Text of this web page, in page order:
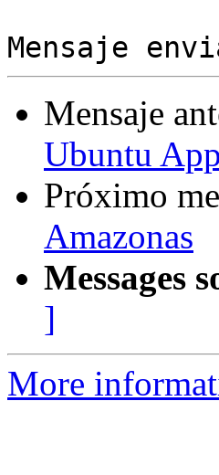
Mensaje
Ubuntu
Próximo
Amazonas
Messages
]
More